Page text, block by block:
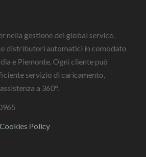
nella gestione dei global service.
distributori automatici in comodato
e Piemonte. Ogni cliente può
servizio di caricamento,
a 360°.
Cookies Policy